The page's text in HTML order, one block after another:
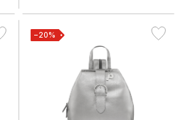
−20%